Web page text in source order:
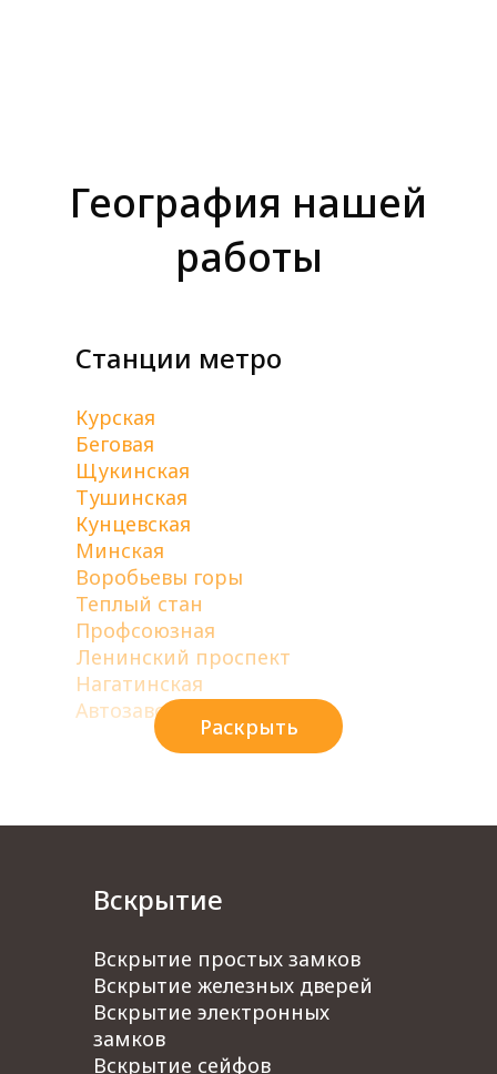
География нашей
работы
Станции метро
Курская
Беговая
Щукинская
Тушинская
Кунцевская
Минская
Воробьевы горы
Теплый стан
Профсоюзная
Ленинский проспект
Нагатинская
Автозаводская
Люблино
Измайловская
Бульвар Рокоссовского
Преображенская площадь
Ботанический сад
ВДНХ
Белорусская
Баррикадная
Раскрыть
Вскрытие
Вскрытие простых замков
Вскрытие железных дверей
Вскрытие электронных
замков
Вскрытие сейфов